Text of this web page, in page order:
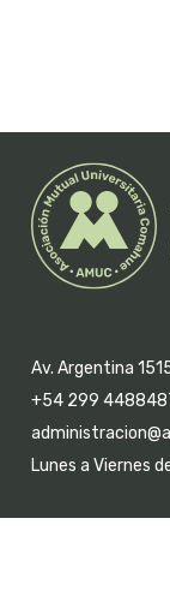
Av. Argentina
+54 299
Lunes a Viernes